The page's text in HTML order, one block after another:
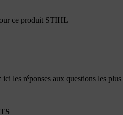
ce produit STIHL
les réponses aux questions les